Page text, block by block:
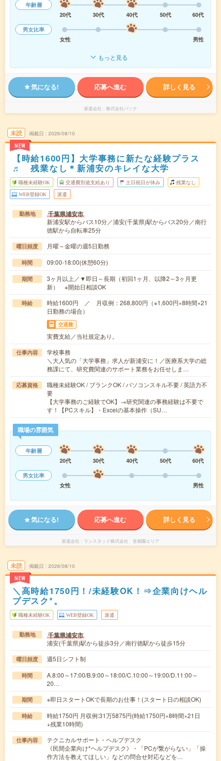
年齢層
20代
30代 40代 50代
60代
男女比率
女性
男性
もっと見る
気になる! 応募へ進む 詳しく見る
派遣会社 株式会社パソナ
未読
NEW
掲載日 2026/08/10
【時給1600円】大学事務に新たな経験プラス
♬ 残業なし＊新浦安のキレイな大学
職種未経験OK 交通費別途支給あり 土日祝日が休み 残業なし
WEB登録OK 派遣
勤務地 千葉県浦安市
新浦安駅からバス10分／浦安(千葉県)駅からバス20分／南行
徳駅から自転車25分
曜日頻度 月曜～金曜の週5日勤務
時間 09:00-18:00(休憩60分)
期間
3ヶ月以上／▼即日～長期（初回1ヶ月、以降2～3ヶ月更
新） ※開始日相談OK
時給
時給1600円 ／ 月収例：268,800円（※1,600円×8時間×21
日勤務の場合）
交通費
実費支給／当社規定あり。
仕事内容
学校事務
＼大人気の「大学事務」求人が新浦安に！／医療系大学の総
務課にて、研究費関連のサポート業務をお任せしま…
応募資格
職種未経験OK / ブランクOK / パソコンスキル不要 / 英語力不
要
【大学事務のご経験でOK】→研究関連の事務経験は不要で
す！【PCスキル】・Excelの基本操作（SU…
職場の雰囲気
年齢層
20代
30代 40代 50代
60代
男女比率
女性
男性
気になる! 応募へ進む 詳しく見る
派遣会社 ランスタッド株式会社 首都圏エリア
未読
NEW
掲載日 2026/08/10
＼高時給1750円！/未経験OK！⇒企業向けヘル
プデスク*。
職種未経験OK WEB登録OK 派遣
勤務地 千葉県浦安市
浦安(千葉県)駅から徒歩3分／南行徳駅から徒歩15分
曜日頻度 週5日シフト制
時間
A.8:00～17:00/B.9:00～18:00/C.10:00～19:00/D.11:00～
20…
期間 ※即日スタートOKで長期のお仕事！(スタート日の相談OK)
時給
時給1750円 月収例:31万5875円(時給1750円×8時間×21日
+残業10時間)
仕事内容
テクニカルサポート・ヘルプデスク
《民間企業向け*ヘルプデスク》・「PCが繋がらない」「操
作方法を教えてほしい」などの問合せ対応などを…